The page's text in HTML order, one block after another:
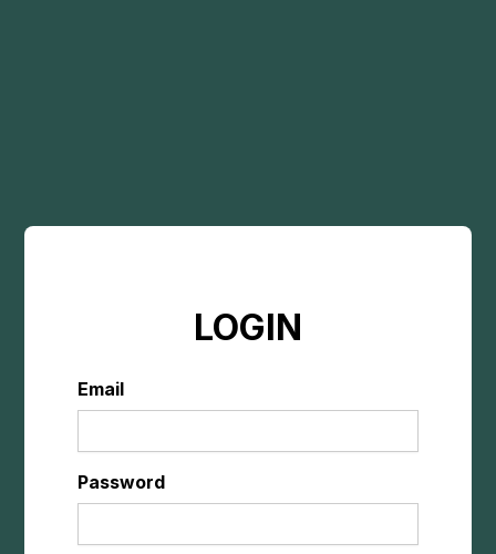
LOGIN
Email
Password